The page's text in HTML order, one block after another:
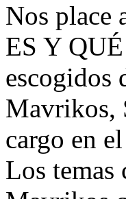
Nos place
ES Y
escogidos
Mavrikos,
cargo en
Los temas